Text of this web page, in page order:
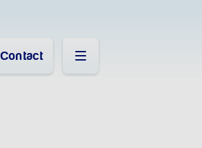
Contact